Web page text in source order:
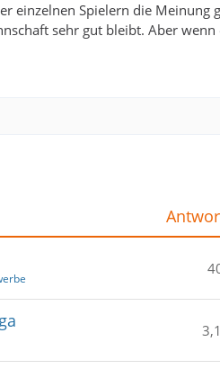
einzelnen Spielern die Meinung
sehr gut bleibt. Aber